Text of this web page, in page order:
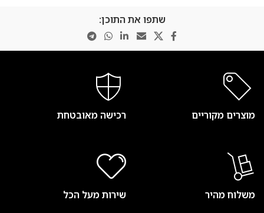
שתפו את התוכן:
מוצרים מקוריים רכישה מאובטחת
משלוח מהיר שירות מעל הכל